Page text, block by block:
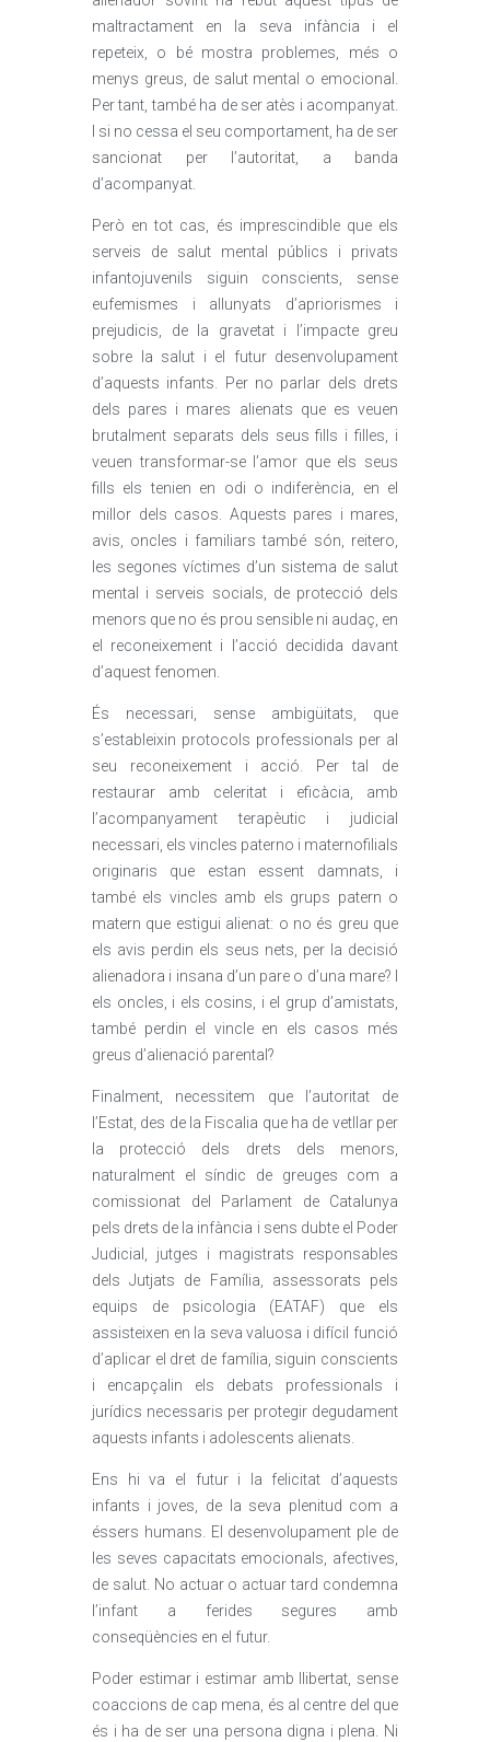
maltractament en la seva infància i el
repeteix, o bé mostra problemes, més o
menys greus, de salut mental o emocional.
Per tant, també ha de ser atès i acompanyat.
I si no cessa el seu comportament, ha de ser
sancionat per l’autoritat, a banda
d’acompanyat.
Però en tot cas, és imprescindible que els
serveis de salut mental públics i privats
infantojuvenils siguin conscients, sense
eufemismes i allunyats d’apriorismes i
prejudicis, de la gravetat i l’impacte greu
sobre la salut i el futur desenvolupament
d’aquests infants. Per no parlar dels drets
dels pares i mares alienats que es veuen
brutalment separats dels seus fills i filles, i
veuen transformar-se l’amor que els seus
fills els tenien en odi o indiferència, en el
millor dels casos. Aquests pares i mares,
avis, oncles i familiars també són, reitero,
les segones víctimes d’un sistema de salut
mental i serveis socials, de protecció dels
menors que no és prou sensible ni audaç, en
el reconeixement i l’acció decidida davant
d’aquest fenomen.
És necessari, sense ambigüitats, que
s’estableixin protocols professionals per al
seu reconeixement i acció. Per tal de
restaurar amb celeritat i eficàcia, amb
l’acompanyament terapèutic i judicial
necessari, els vincles paterno i maternofilials
originaris que estan essent damnats, i
també els vincles amb els grups patern o
matern que estigui alienat: o no és greu que
els avis perdin els seus nets, per la decisió
alienadora i insana d’un pare o d’una mare? I
els oncles, i els cosins, i el grup d’amistats,
també perdin el vincle en els casos més
greus d’alienació parental?
Finalment, necessitem que l’autoritat de
l’Estat, des de la Fiscalia que ha de vetllar per
la protecció dels drets dels menors,
naturalment el síndic de greuges com a
comissionat del Parlament de Catalunya
pels drets de la infància i sens dubte el Poder
Judicial, jutges i magistrats responsables
dels Jutjats de Família, assessorats pels
equips de psicologia (EATAF) que els
assisteixen en la seva valuosa i difícil funció
d’aplicar el dret de família, siguin conscients
i encapçalin els debats professionals i
jurídics necessaris per protegir degudament
aquests infants i adolescents alienats.
Ens hi va el futur i la felicitat d’aquests
infants i joves, de la seva plenitud com a
éssers humans. El desenvolupament ple de
les seves capacitats emocionals, afectives,
de salut. No actuar o actuar tard condemna
l’infant a ferides segures amb
conseqüències en el futur.
Poder estimar i estimar amb llibertat, sense
coaccions de cap mena, és al centre del que
és i ha de ser una persona digna i plena. Ni